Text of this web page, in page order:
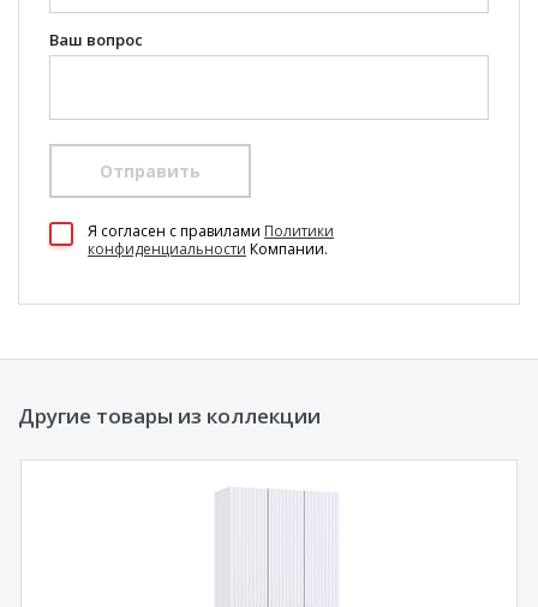
Ваш вопрос
Отправить
Я согласен c правилами Политики
конфиденциальности Компании.
Другие товары из коллекции